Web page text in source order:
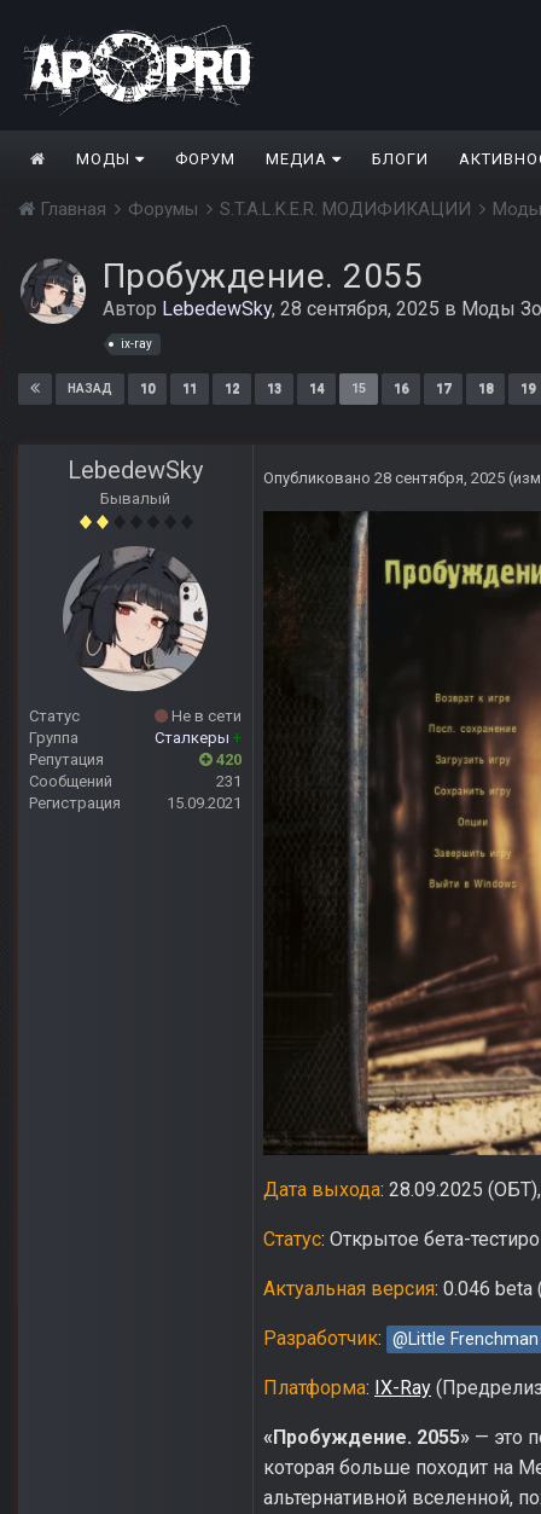
МОДЫ ФОРУМ МЕДИА БЛОГИ
Главная Форумы S.T.A.L.K.E.R. МОДИФИКАЦИИ
Пробуждение. 2055
Автор LebedewSky, 28 сентября, 2025 в Моды
ix-ray
НАЗАД 10 11 12 13 14 15 16 17 18 19
LebedewSky
Бывалый
Статус
Не в сети
Группа
Сталкеры +
Репутация
420
Сообщений
231
Регистрация
15.09.2021
Опубликовано 28 сентября, 2025
Дата выхода: 28.09.2025
Статус: Открытое бета-
Актуальная версия: 0.046 beta
Разработчик: @Little Frenchman
Платформа: IX-Ray
«Пробуждение. 2055» — это
которая больше походит на
альтернативной вселенной,